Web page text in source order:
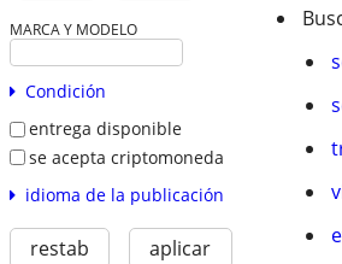
MARCA Y MODELO
Condición
entrega disponible
se acepta criptomoneda
idioma de la publicación
restab aplicar